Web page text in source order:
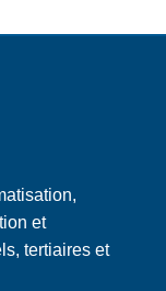
et
tertiaires et